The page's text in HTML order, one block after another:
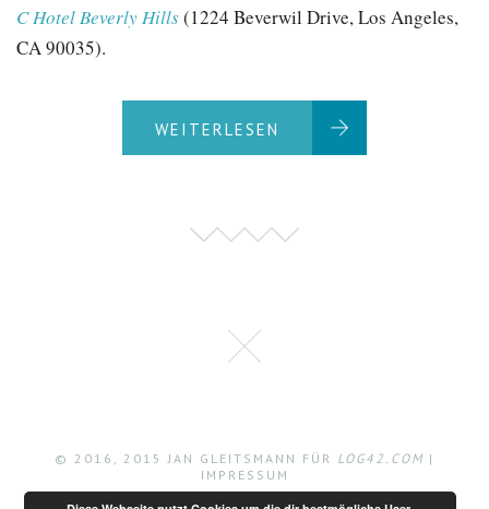
C Hotel Beverly Hills(1224 Beverwil Drive, Los Angeles,
CA 90035).
WEITERLESEN
© 2016, 2015 JAN GLEITSMANN FÜR LOG42.COM |
IMPRESSUM